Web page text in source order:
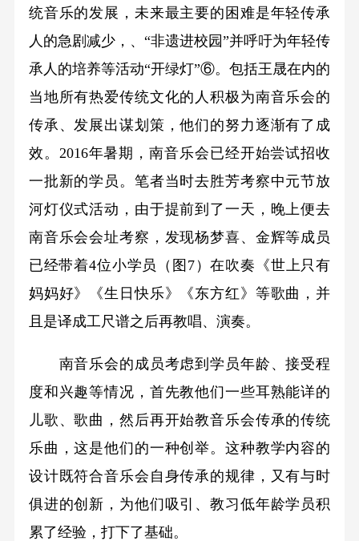
统音乐的发展，未来最主要的困难是年轻传承
人的急剧减少，、“非遗进校园”并呼吁为年轻传
承人的培养等活动“开绿灯”⑥。包括王晟在内的
当地所有热爱传统文化的人积极为南音乐会的
传承、发展出谋划策，他们的努力逐渐有了成
效。2016年暑期，南音乐会已经开始尝试招收
一批新的学员。笔者当时去胜芳考察中元节放
河灯仪式活动，由于提前到了一天，晚上便去
南音乐会会址考察，发现杨梦喜、金辉等成员
已经带着4位小学员（图7）在吹奏《世上只有
妈妈好》《生日快乐》《东方红》等歌曲，并
且是译成工尺谱之后再教唱、演奏。
南音乐会的成员考虑到学员年龄、接受程
度和兴趣等情况，首先教他们一些耳熟能详的
儿歌、歌曲，然后再开始教音乐会传承的传统
乐曲，这是他们的一种创举。这种教学内容的
设计既符合音乐会自身传承的规律，又有与时
俱进的创新，为他们吸引、教习低年龄学员积
累了经验，打下了基础。